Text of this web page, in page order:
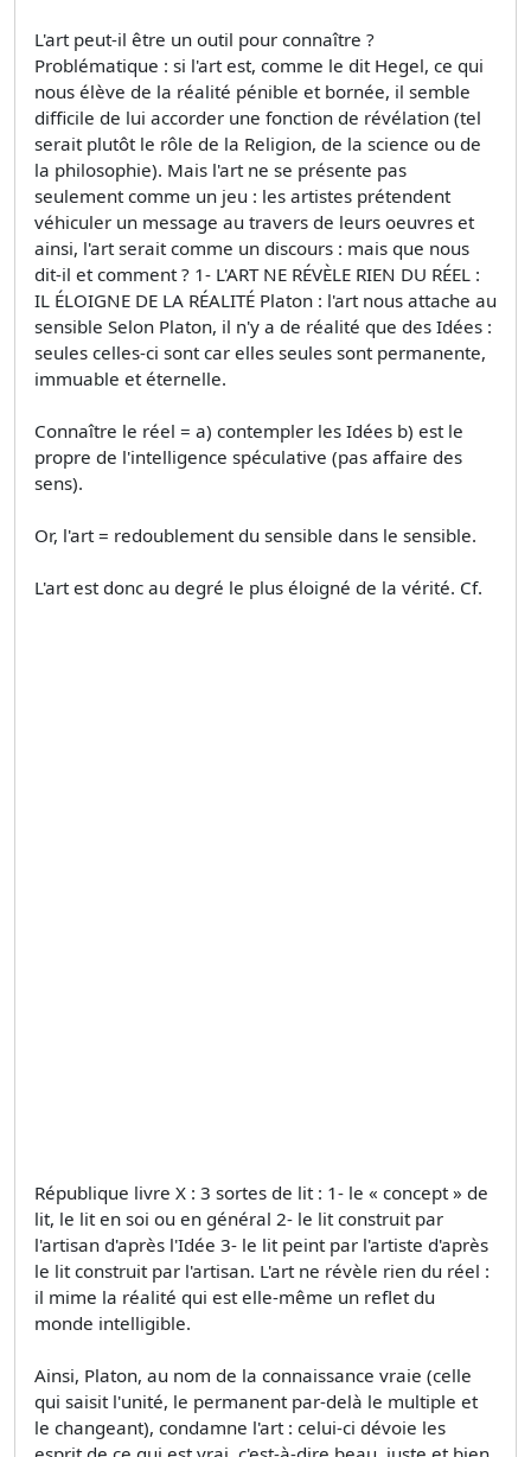
L'art peut-il être un outil pour connaître ?
Problématique : si l'art est, comme le dit Hegel, ce qui
nous élève de la réalité pénible et bornée, il semble
difficile de lui accorder une fonction de révélation (tel
serait plutôt le rôle de la Religion, de la science ou de
la philosophie). Mais l'art ne se présente pas
seulement comme un jeu : les artistes prétendent
véhiculer un message au travers de leurs oeuvres et
ainsi, l'art serait comme un discours : mais que nous
dit-il et comment ? 1- L'ART NE RÉVÈLE RIEN DU RÉEL :
IL ÉLOIGNE DE LA RÉALITÉ Platon : l'art nous attache au
sensible Selon Platon, il n'y a de réalité que des Idées :
seules celles-ci sont car elles seules sont permanente,
immuable et éternelle.
Connaître le réel = a) contempler les Idées b) est le
propre de l'intelligence spéculative (pas affaire des
sens).
Or, l'art = redoublement du sensible dans le sensible.
L'art est donc au degré le plus éloigné de la vérité. Cf.
République livre X : 3 sortes de lit : 1- le « concept » de
lit, le lit en soi ou en général 2- le lit construit par
l'artisan d'après l'Idée 3- le lit peint par l'artiste d'après
le lit construit par l'artisan. L'art ne révèle rien du réel :
il mime la réalité qui est elle-même un reflet du
monde intelligible.
Ainsi, Platon, au nom de la connaissance vraie (celle
qui saisit l'unité, le permanent par-delà le multiple et
le changeant), condamne l'art : celui-ci dévoie les